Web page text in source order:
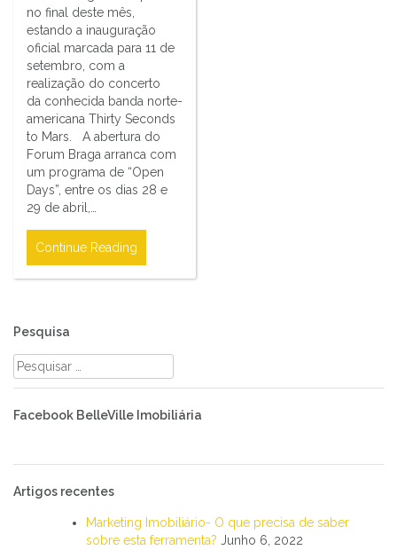
no final deste mês,
estando a inauguração
oficial marcada para 11 de
setembro, com a
realização do concerto
da conhecida banda norte-
americana Thirty Seconds
to Mars. A abertura do
Forum Braga arranca com
um programa de “Open
Days”, entre os dias 28 e
29 de abril,…
Continue Reading
Pesquisa
Pesquisar
por:
Facebook BelleVille Imobiliária
Artigos recentes
Marketing Imobiliário- O que precisa de saber
sobre esta ferramenta? Junho 6, 2022